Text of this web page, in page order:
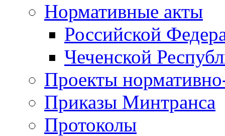
Нормативные акты
Российской
Чеченской
Проекты
Приказы Минтранса
Протоколы